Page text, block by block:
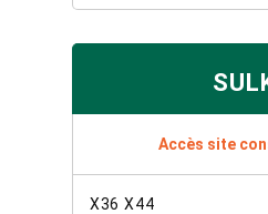
Accès site
X36 X44